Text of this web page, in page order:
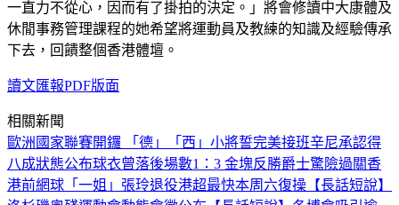
一直力不從心，因而有了掛拍的決定。」將會修讀中大康體及
休閒事務管理課程的她希望將運動員及教練的知識及經驗傳承
下去，回饋整個香港體壇。
讀文匯報PDF版面
相關新聞
歐洲國家聯賽開鑼 「德」「西」小將誓完美接班辛尼承認得
八成狀態公布球衣曾落後場數1：3 金塊反勝爵士驚險過關香
港前網球「一姐」張玲退役港超最快本周六復操 【長話短說】